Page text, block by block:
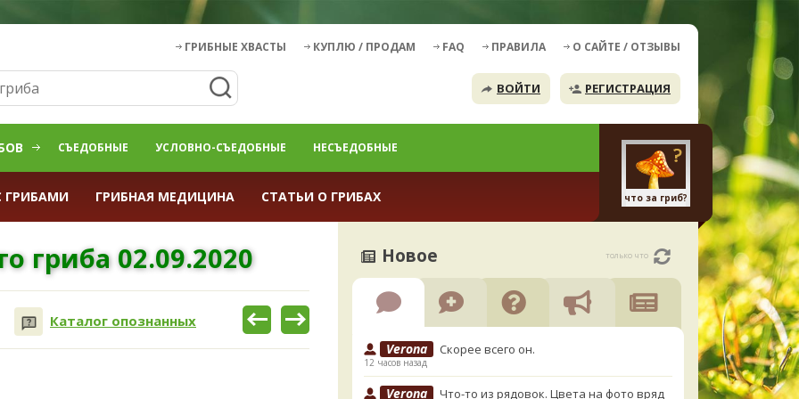
ГРИБНЫЕ ХВАСТЫ КУПЛЮ / ПРОДАМ FAQ ПРАВИЛА О САЙТЕ / ОТЗЫВЫ
ВОЙТИ РЕГИСТРАЦИЯ
СЪЕДОБНЫЕ УСЛОВНО-СЪЕДОБНЫЕ НЕСЪЕДОБНЫЕ
ГРИБАМИ ГРИБНАЯ МЕДИЦИНА СТАТЬИ О ГРИБАХ что за гриб?
гриба 02.09.2020
Каталог опознанных
Новое только что
Verona Скорее всего он.
12 часов назад
Verona
Что-то из рядовок. Цвета на фото вряд